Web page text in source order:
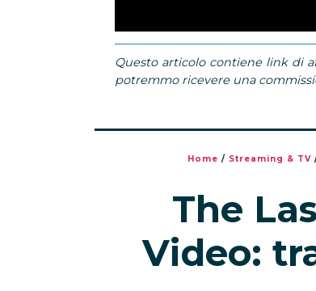
Questo articolo contiene link di
potremmo ricevere una
Home / Streaming & TV
The
Video: